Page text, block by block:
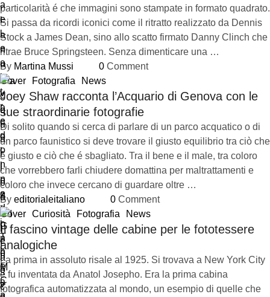
particolarità é che immagini sono stampate in formato quadrato.
Si passa da ricordi iconici come il ritratto realizzato da Dennis
Stock a James Dean, sino allo scatto firmato Danny Clinch che
ritrae Bruce Springsteen. Senza dimenticare una …
By Martina Mussi 0 Comment
Cover
Fotografia News
Joey Shaw racconta l’Acquario di Genova con le
sue straordinarie fotografie
Di solito quando si cerca di parlare di un parco acquatico o di
un parco faunistico si deve trovare il giusto equilibrio tra ciò che
é giusto e ciò che é sbagliato. Tra il bene e il male, tra coloro
che vorrebbero farli chiudere domattina per maltrattamenti e
coloro che invece cercano di guardare oltre …
By editorialeitaliano 0 Comment
Cover Curiosità Fotografia News
Il fascino vintage delle cabine per le fototessere
analogiche
La prima in assoluto risale al 1925. Si trovava a New York City
e fu inventata da Anatol Josepho. Era la prima cabina
fotografica automatizzata al mondo, un esempio di quelle che